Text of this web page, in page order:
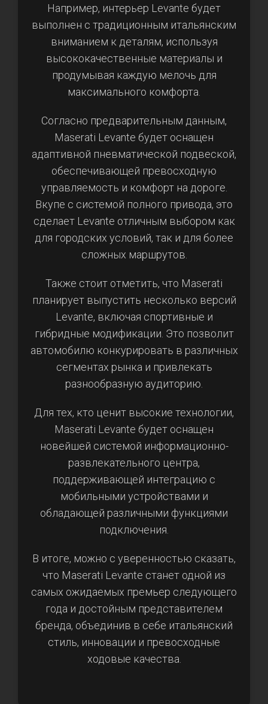
Например, интерьер Levante будет
выполнен с традиционным итальянским
вниманием к деталям, используя
высококачественные материалы и
продумывая каждую мелочь для
максимального комфорта.
Согласно предварительным данным,
Maserati Levante будет оснащен
адаптивной пневматической подвеской,
обеспечивающей превосходную
управляемость и комфорт на дороге.
Вкупе с системой полного привода, это
сделает Levante отличным выбором как
для городских условий, так и для более
сложных маршрутов.
Также стоит отметить, что Maserati
планирует выпустить несколько версий
Levante, включая спортивные и
гибридные модификации. Это позволит
автомобилю конкурировать в различных
сегментах рынка и привлекать
разнообразную аудиторию.
Для тех, кто ценит высокие технологии,
Maserati Levante будет оснащен
новейшей системой информационно-
развлекательного центра,
поддерживающей интеграцию с
мобильными устройствами и
обладающей различными функциями
подключения.
В итоге, можно с уверенностью сказать,
что Maserati Levante станет одной из
самых ожидаемых премьер следующего
года и достойным представителем
бренда, объединив в себе итальянский
стиль, инновации и превосходные
ходовые качества.